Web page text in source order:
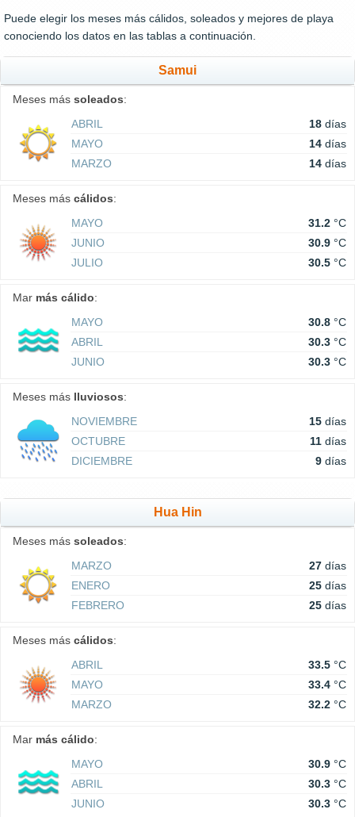
Puede elegir los meses más cálidos, soleados y mejores de playa
conociendo los datos en las tablas a continuación.
Samui
Meses más soleados:
ABRIL
18 días
MAYO
14 días
MARZO
14 días
Meses más cálidos:
MAYO
31.2 °C
JUNIO
30.9 °C
JULIO
30.5 °C
Mar más cálido:
MAYO
30.8 °C
ABRIL
30.3 °C
JUNIO
30.3 °C
Meses más lluviosos:
NOVIEMBRE
15 días
OCTUBRE
11 días
DICIEMBRE
9 días
Hua Hin
Meses más soleados:
MARZO
27 días
ENERO
25 días
FEBRERO
25 días
Meses más cálidos:
ABRIL
33.5 °C
MAYO
33.4 °C
MARZO
32.2 °C
Mar más cálido:
MAYO
30.9 °C
ABRIL
30.3 °C
JUNIO
30.3 °C